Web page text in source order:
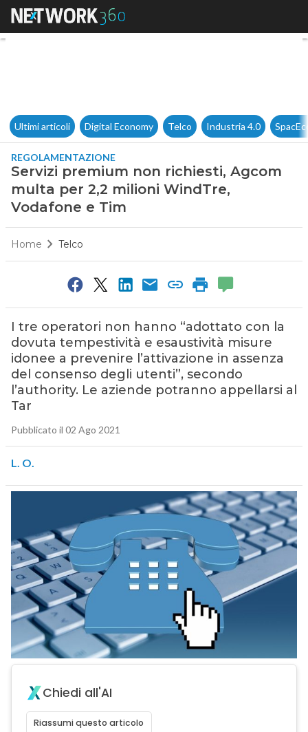
Servizi premium non
Ultimi articoli Digital Economy Telco Industria 4.0
REGOLAMENTAZIONE
Servizi premium non richiesti, Agcom
multa per 2,2 milioni WindTre,
Vodafone e Tim
Home Telco
I tre operatori non hanno “adottato con la
dovuta tempestività e esaustività misure
idonee a prevenire l’attivazione in assenza
del consenso degli utenti”, secondo
l’authority. Le aziende potranno appellarsi al
Tar
Pubblicato il 02 Ago 2021
L. O.
Chiedi all'AI
Riassumi questo articolo